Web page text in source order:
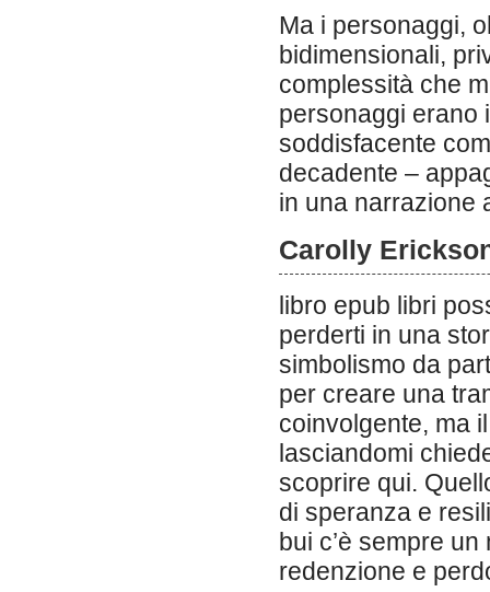
Ma i personaggi,
bidimensionali,
complessità che
personaggi erano
soddisfacente
decadente –
in una narrazione
Carolly
libro epub libri
perderti in una
simbolismo da
per creare una
coinvolgente, ma
lasciandomi
scoprire qui.
di speranza e
bui c’è sempre
redenzione e